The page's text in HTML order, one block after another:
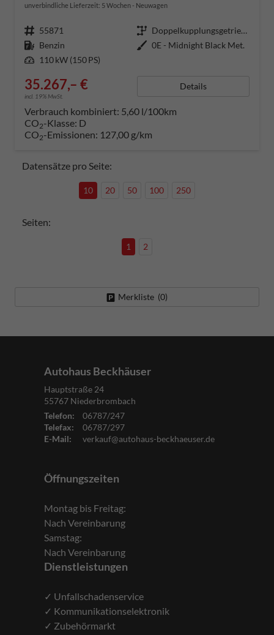
unverbindliche Lieferzeit: 5 Wochen Neuwagen
Fahrzeugnummer 55871 Getriebe
Doppelkupplungsgetriebe (DSG)
Kraftstoff Benzin Außenfarbe 0E - Midnight Black Met.
Leistung 110 kW (150 PS)
35.267,– €
incl. 19% MwSt.
Details
Verbrauch kombiniert: 5,60 l/100km
CO2-Klasse: D
CO2-Emissionen: 127,00 g/km
Datensätze pro Seite:
10 20 50 100 250
Seiten:
1 2
Merkliste (0)
Autohaus Beckhäuser
Hauptstraße 24
55767 Niederbrombach
Telefon:
06787/247
Telefax:
06787/297
E-Mail:
verkauf@autohaus-beckhaeuser.de
Öffnungszeiten
Montag bis Freitag:
Nach Vereinbarung
Samstag:
Nach Vereinbarung
Dienstleistungen
✓ Unfallschadenservice
✓ Kommunikationselektronik
✓ Zubehörmarkt